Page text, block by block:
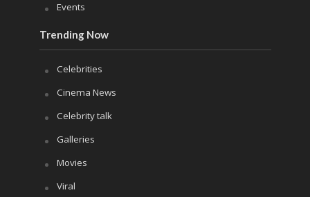
Events
Trending Now
Celebrities
Cinema News
Celebrity talk
Galleries
Movies
Viral